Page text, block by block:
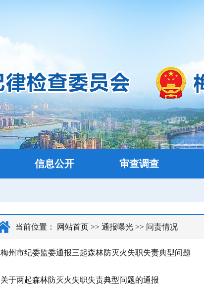
信息公开 审查调查
当前位置： 网站首页 >> 通报曝光 >> 问责情况
梅州市纪委监委通报三起森林防灭火失职失责典型问题
关于两起森林防灭火失职失责典型问题的通报